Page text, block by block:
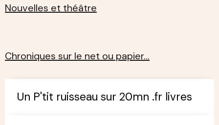
Nouvelles et théâtre
Chroniques sur le net ou papier…
Un P'tit ruisseau sur 20mn .fr livres